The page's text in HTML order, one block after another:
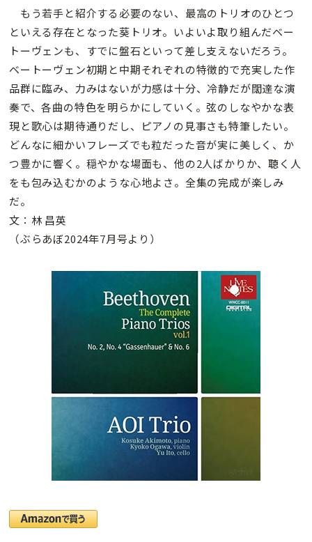
もう若手と紹介する必要のない、最高のトリオのひとつ
といえる存在となった葵トリオ。いよいよ取り組んだベー
トーヴェンも、すでに盤石といって差し支えないだろう。
ベートーヴェン初期と中期それぞれの特徴的で充実した作
品群に臨み、力みはないが力感は十分、冷静だが闊達な演
奏で、各曲の特色を明らかにしていく。弦のしなやかな表
現と歌心は期待通りだし、ピアノの見事さも特筆したい。
どんなに細かいフレーズでも粒だった音が実に美しく、か
つ豊かに響く。穏やかな場面も、他の2人ばかりか、聴く人
をも包み込むかのような心地よさ。全集の完成が楽しみ
だ。
文：林 昌英
（ぶらあぼ2024年7月号より）